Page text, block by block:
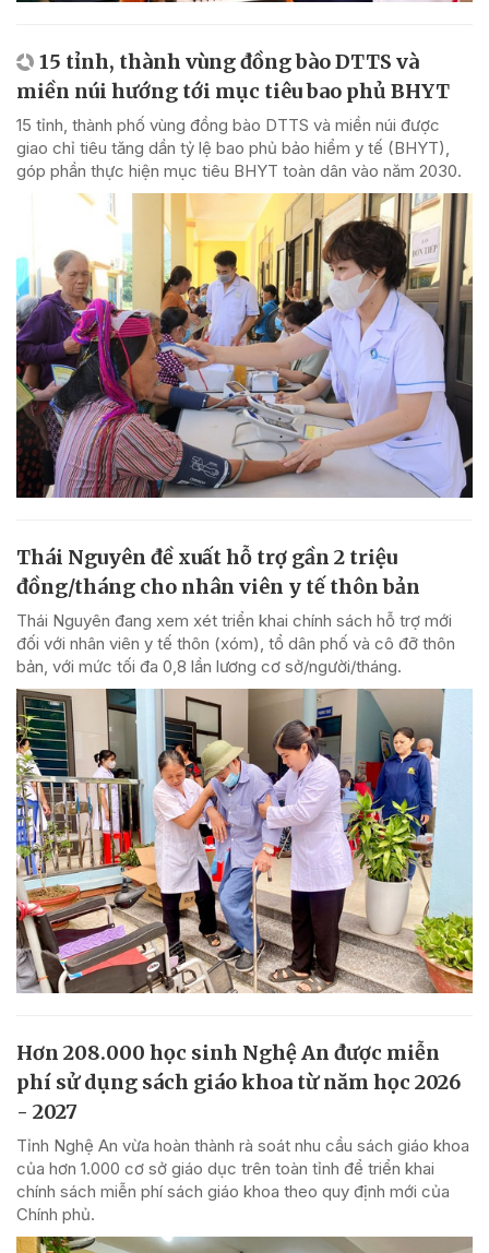
15 tỉnh, thành vùng đồng bào DTTS và
miền núi hướng tới mục tiêu bao phủ BHYT
15 tỉnh, thành phố vùng đồng bào DTTS và miền núi được
giao chỉ tiêu tăng dần tỷ lệ bao phủ bảo hiểm y tế (BHYT),
góp phần thực hiện mục tiêu BHYT toàn dân vào năm 2030.
Thái Nguyên đề xuất hỗ trợ gần 2 triệu
đồng/tháng cho nhân viên y tế thôn bản
Thái Nguyên đang xem xét triển khai chính sách hỗ trợ mới
đối với nhân viên y tế thôn (xóm), tổ dân phố và cô đỡ thôn
bản, với mức tối đa 0,8 lần lương cơ sở/người/tháng.
Hơn 208.000 học sinh Nghệ An được miễn
phí sử dụng sách giáo khoa từ năm học 2026
- 2027
Tỉnh Nghệ An vừa hoàn thành rà soát nhu cầu sách giáo khoa
của hơn 1.000 cơ sở giáo dục trên toàn tỉnh để triển khai
chính sách miễn phí sách giáo khoa theo quy định mới của
Chính phủ.